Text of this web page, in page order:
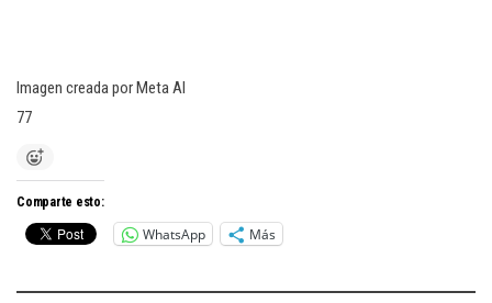
Imagen creada por Meta AI
77
Comparte esto:
WhatsApp Más